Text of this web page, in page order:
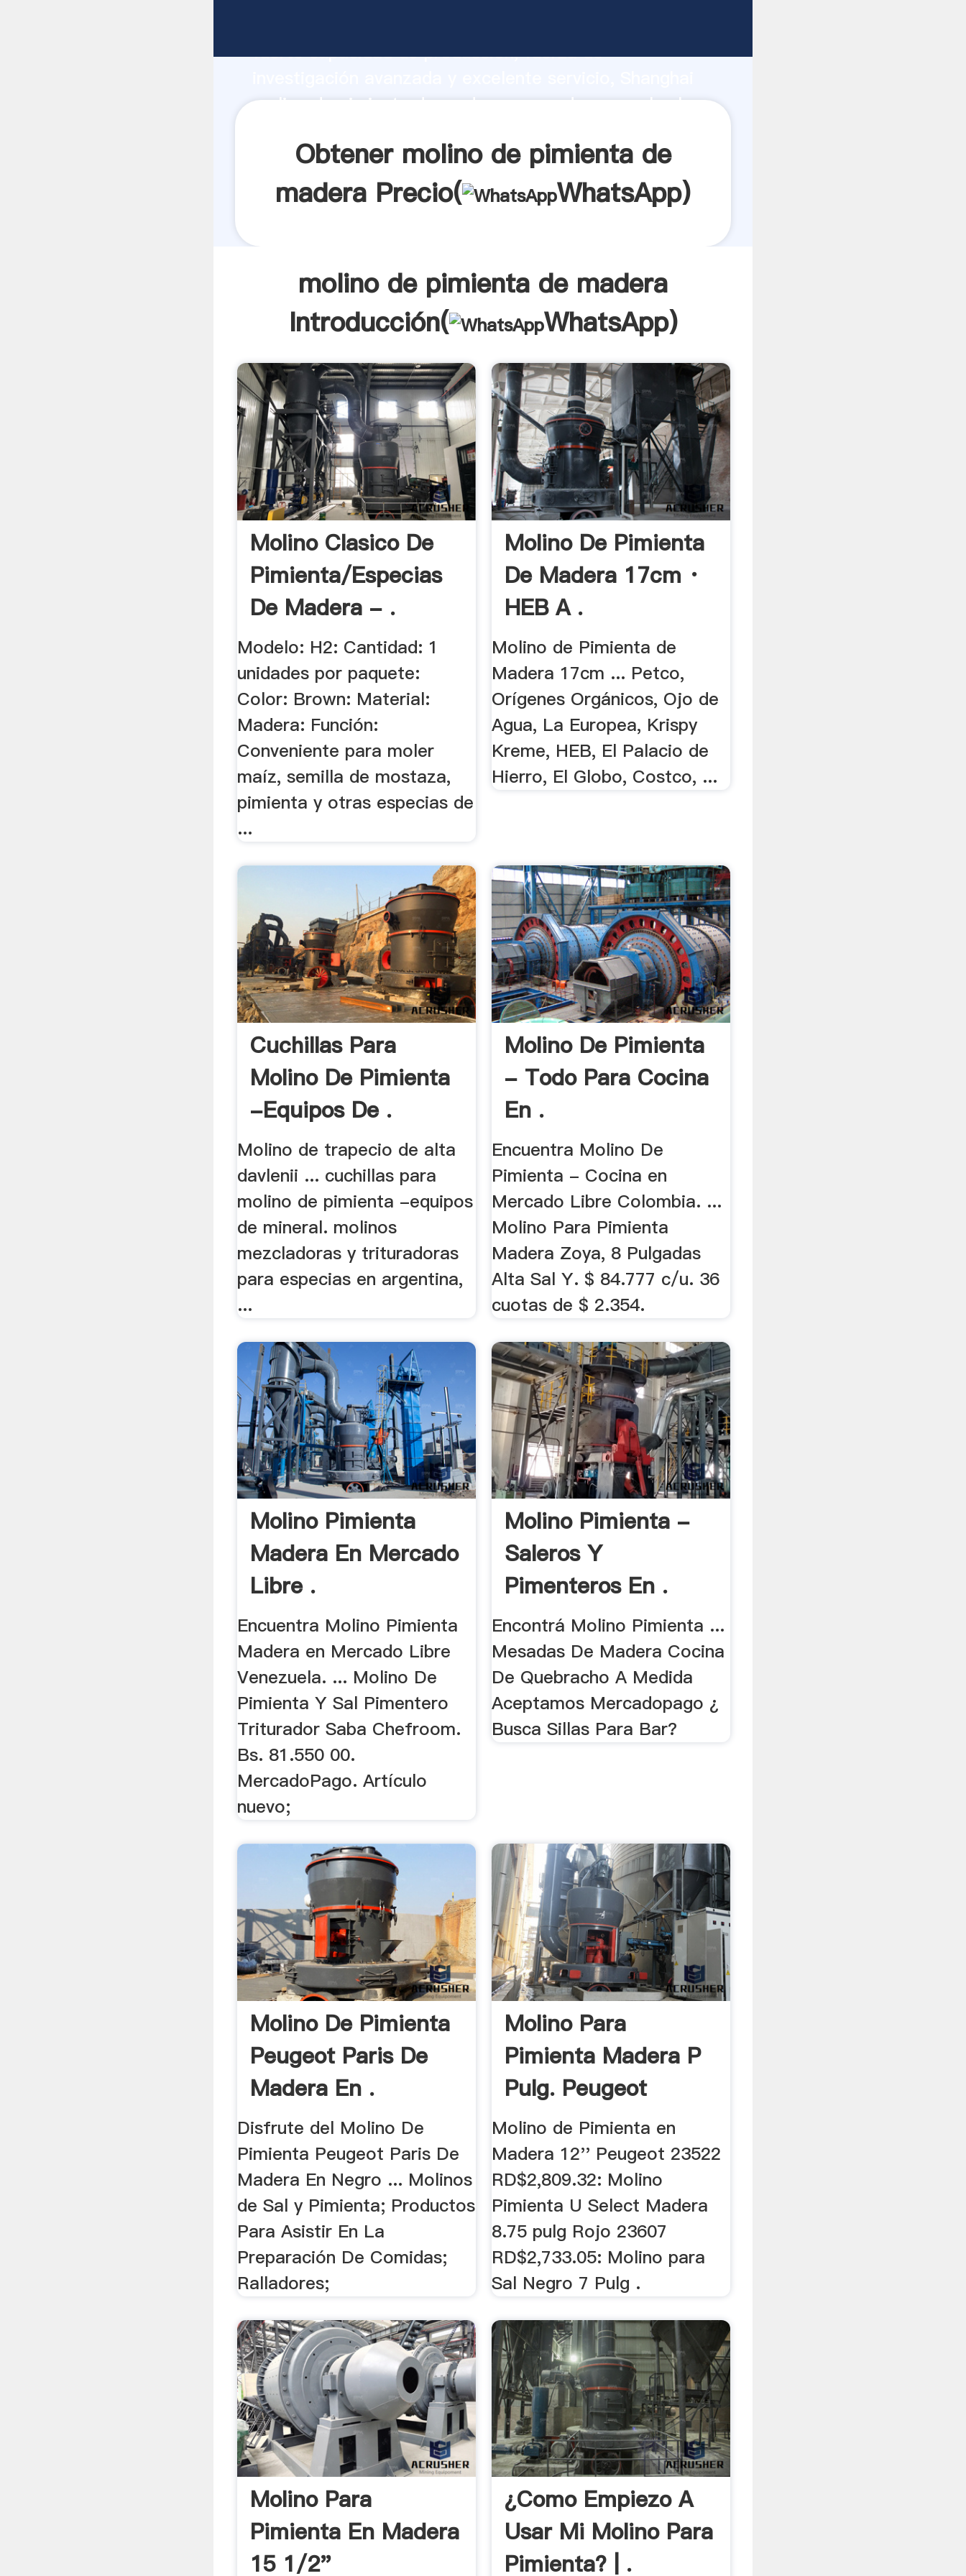
fuerte capacidad de producción, fuerza de
molino de pimienta de madera proveedor crea el valor y
Obtener molino de pimienta de
madera Precio(
WhatsApp)
molino de pimienta de madera
Introducción(
WhatsApp)
Molino Clasico De
Pimienta/especias
De Madera - .
Modelo: H2: Cantidad: 1
unidades por paquete:
Color: Brown: Material:
Madera: Función:
Conveniente para moler
maíz, semilla de mostaza,
pimienta y otras especias de
...
Molino De Pimienta
De Madera 17cm ·
HEB A .
Molino de Pimienta de
Madera 17cm ... Petco,
Orígenes Orgánicos, Ojo de
Agua, La Europea, Krispy
Kreme, HEB, El Palacio de
Hierro, El Globo, Costco, ...
Cuchillas Para
Molino De Pimienta
-equipos De .
Molino de trapecio de alta
davlenii ... cuchillas para
molino de pimienta -equipos
de mineral. molinos
mezcladoras y trituradoras
para especias en argentina,
...
Molino De Pimienta
- Todo Para Cocina
En .
Encuentra Molino De
Pimienta - Cocina en
Mercado Libre Colombia. ...
Molino Para Pimienta
Madera Zoya, 8 Pulgadas
Alta Sal Y. $ 84.777 c/u. 36
cuotas de $ 2.354.
Molino Pimienta
Madera En Mercado
Libre .
Encuentra Molino Pimienta
Madera en Mercado Libre
Venezuela. ... Molino De
Pimienta Y Sal Pimentero
Triturador Saba Chefroom.
Bs. 81.550 00.
MercadoPago. Artículo
nuevo;
Molino Pimienta -
Saleros Y
Pimenteros En .
Encontrá Molino Pimienta ...
Mesadas De Madera Cocina
De Quebracho A Medida
Aceptamos Mercadopago ¿
Busca Sillas Para Bar?
Molino De Pimienta
Peugeot Paris De
Madera En .
Disfrute del Molino De
Pimienta Peugeot Paris De
Madera En Negro ... Molinos
de Sal y Pimienta; Productos
Para Asistir En La
Preparación De Comidas;
Ralladores;
Molino Para
Pimienta Madera P
Pulg. Peugeot
Molino de Pimienta en
Madera 12'' Peugeot 23522
RD$2,809.32: Molino
Pimienta U Select Madera
8.75 pulg Rojo 23607
RD$2,733.05: Molino para
Sal Negro 7 Pulg .
Molino Para
Pimienta En Madera
15 1/2"
¿como Empiezo A
Usar Mi Molino Para
Pimienta? | .